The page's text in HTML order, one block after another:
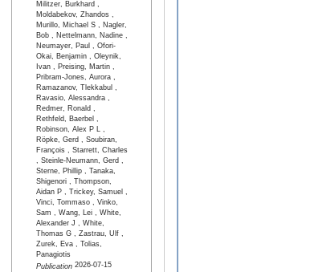
Militzer, Burkhard ,
Moldabekov, Zhandos ,
Murillo, Michael S , Nagler,
Bob , Nettelmann, Nadine ,
Neumayer, Paul , Ofori-
Okai, Benjamin , Oleynik,
Ivan , Preising, Martin ,
Pribram-Jones, Aurora ,
Ramazanov, Tlekkabul ,
Ravasio, Alessandra ,
Redmer, Ronald ,
Rethfeld, Baerbel ,
Robinson, Alex P L ,
Röpke, Gerd , Soubiran,
François , Starrett, Charles
, Steinle-Neumann, Gerd ,
Sterne, Phillip , Tanaka,
Shigenori , Thompson,
Aidan P , Trickey, Samuel ,
Vinci, Tommaso , Vinko,
Sam , Wang, Lei , White,
Alexander J , White,
Thomas G , Zastrau, Ulf ,
Zurek, Eva , Tolias,
Panagiotis
Publication2026-07-15